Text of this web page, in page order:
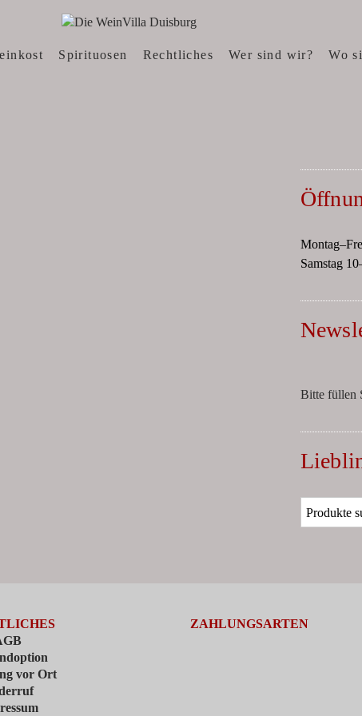
Spirituosen Rechtliches Wer sind wir? Wo
Samstag
Bitte füllen
vor Ort
ZAHLUNGSARTEN